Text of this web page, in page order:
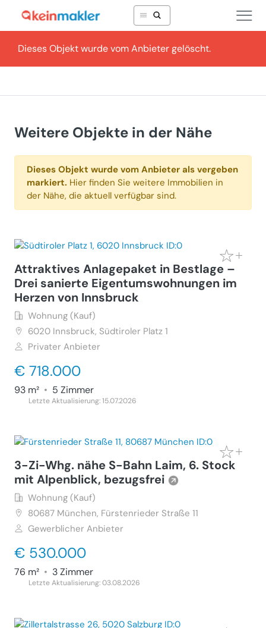
Dieses Objekt wurde vom Anbieter gelöscht.
Weitere Objekte in der Nähe
Dieses Objekt wurde vom Anbieter als vergeben
markiert. Hier finden Sie weitere Immobilien in
der Nähe, die aktuell verfügbar sind.
Attraktives Anlagepaket in Bestlage –
Drei sanierte Eigentumswohnungen im
Herzen von Innsbruck
Wohnung (Kauf)
6020 Innsbruck, Südtiroler Platz 1
Privater Anbieter
€ 718.000
93 m² • 5 Zimmer
Letzte Aktualisierung: 15.07.2026
3-Zi-Whg. nähe S-Bahn Laim, 6. Stock
mit Alpenblick, bezugsfrei
Wohnung (Kauf)
80687 München, Fürstenrieder Straße 11
Gewerblicher Anbieter
€ 530.000
76 m² • 3 Zimmer
Letzte Aktualisierung: 03.08.2026